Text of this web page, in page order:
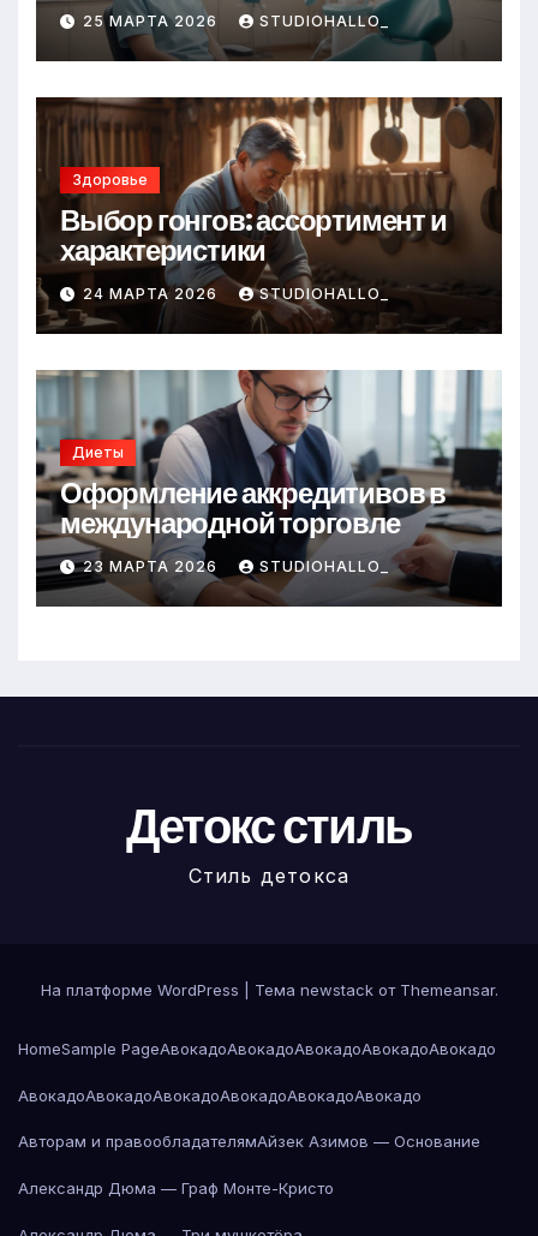
25 МАРТА 2026 STUDIOHALLO_
Здоровье
Выбор гонгов: ассортимент и
характеристики
24 МАРТА 2026 STUDIOHALLO_
Диеты
Оформление аккредитивов в
международной торговле
23 МАРТА 2026 STUDIOHALLO_
Детокс стиль
Стиль детокса
На платформе WordPress Тема newstack от Themeansar.
HomeSample PageАвокадоАвокадоАвокадоАвокадоАвокадо
АвокадоАвокадоАвокадоАвокадоАвокадоАвокадо
Авторам и правообладателямАйзек Азимов — Основание
Александр Дюма — Граф Монте-Кристо